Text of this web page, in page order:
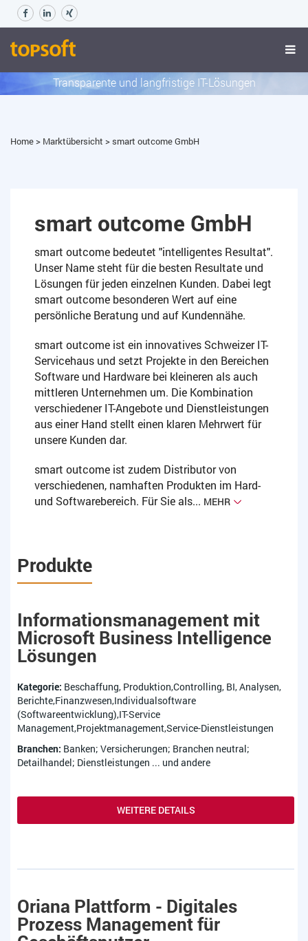
smart outcome GmbH
Transparente und langfristige IT-Lösungen
Home> Marktübersicht >smart outcome GmbH
smart outcome GmbH
smart outcome bedeutet "intelligentes Resultat".
Unser Name steht für die besten Resultate und
Lösungen für jeden einzelnen Kunden. Dabei legt
smart outcome besonderen Wert auf eine
persönliche Beratung und auf Kundennähe.
smart outcome ist ein innovatives Schweizer IT-
Servicehaus und setzt Projekte in den Bereichen
Software und Hardware bei kleineren als auch
mittleren Unternehmen um. Die Kombination
verschiedener IT-Angebote und Dienstleistungen
aus einer Hand stellt einen klaren Mehrwert für
unsere Kunden dar.
smart outcome ist zudem Distributor von
verschiedenen, namhaften Produkten im Hard-
und Softwarebereich. Für Sie als... MEHR
Produkte
Informationsmanagement mit
Microsoft Business Intelligence
Lösungen
Kategorie: Beschaffung, Produktion,Controlling, BI, Analysen,
Berichte,Finanzwesen,Individualsoftware
(Softwareentwicklung),IT-Service
Management,Projektmanagement,Service-Dienstleistungen
Branchen: Banken; Versicherungen; Branchen neutral;
Detailhandel; Dienstleistungen ... und andere
WEITERE DETAILS
Oriana Plattform - Digitales
Prozess Management für